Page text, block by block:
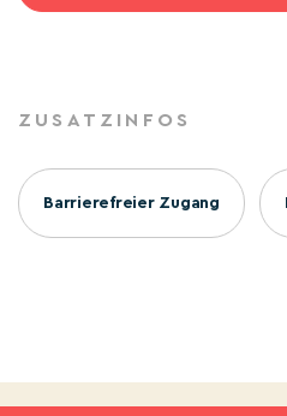
ZUSATZINFOS
Barrierefreier Zugang